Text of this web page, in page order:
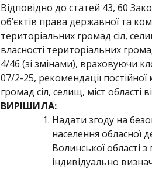
Відповідно до статей 43, 60
об’єктів права державної та
територіальних громад сіл,
власності територіальних
4/46 (зі змінами), враховуючи
07/2-25, рекомендації
громад сіл, селищ, міст
ВИРІШИЛА:
Надати згоду на
населення обласної
Волинської області
індивідуально